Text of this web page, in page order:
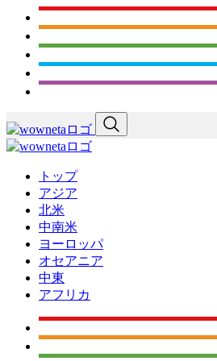
トップ
アジア
北米
中南米
ヨーロッパ
オセアニア
中東
アフリカ